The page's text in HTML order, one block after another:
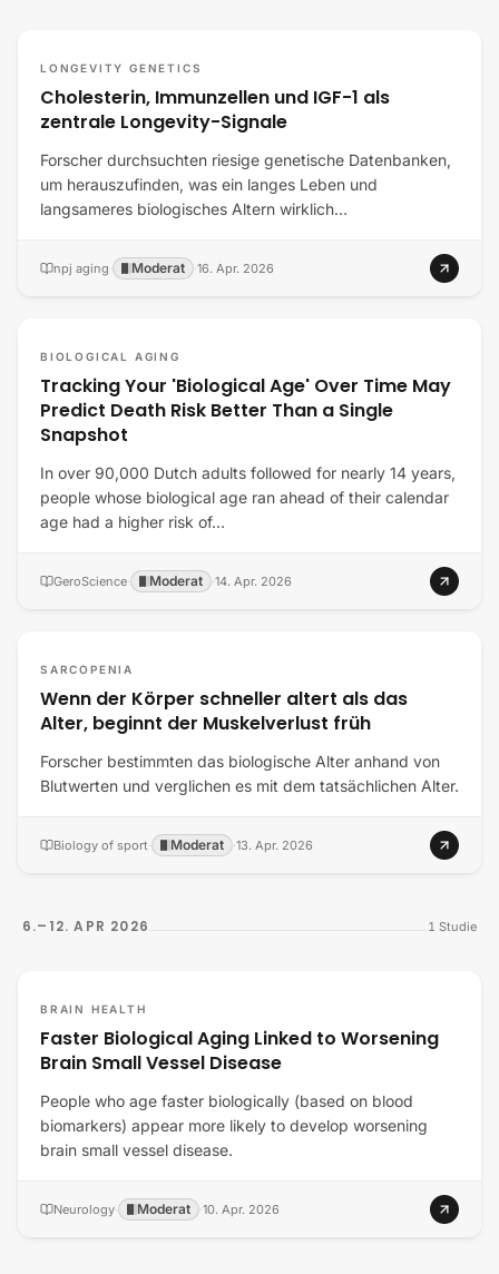
LONGEVITY GENETICS
Cholesterin, Immunzellen und IGF-1 als
zentrale Longevity-Signale
Forscher durchsuchten riesige genetische Datenbanken,
um herauszufinden, was ein langes Leben und
langsameres biologisches Altern wirklich…
npj aging· Moderat ·16. Apr. 2026
BIOLOGICAL AGING
Tracking Your 'Biological Age' Over Time May
Predict Death Risk Better Than a Single
Snapshot
In over 90,000 Dutch adults followed for nearly 14 years,
people whose biological age ran ahead of their calendar
age had a higher risk of…
GeroScience· Moderat ·14. Apr. 2026
SARCOPENIA
Wenn der Körper schneller altert als das
Alter, beginnt der Muskelverlust früh
Forscher bestimmten das biologische Alter anhand von
Blutwerten und verglichen es mit dem tatsächlichen Alter.
Biology of sport· Moderat ·13. Apr. 2026
6.–12. APR 2026 1 Studie
BRAIN HEALTH
Faster Biological Aging Linked to Worsening
Brain Small Vessel Disease
People who age faster biologically (based on blood
biomarkers) appear more likely to develop worsening
brain small vessel disease.
Neurology· Moderat ·10. Apr. 2026